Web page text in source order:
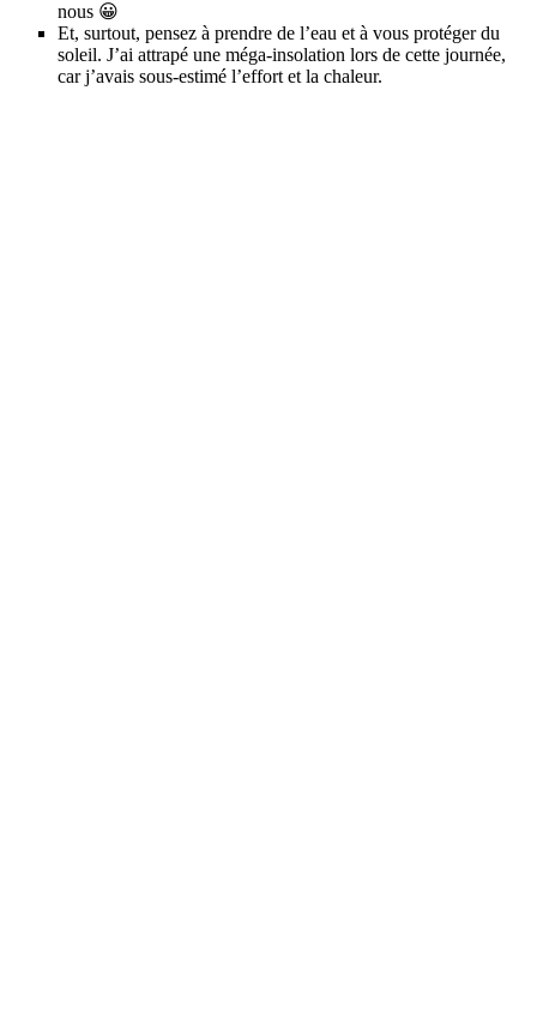
nous 😀
Et, surtout, pensez à prendre de l’eau et à vous protéger du
soleil. J’ai attrapé une méga-insolation lors de cette journée,
car j’avais sous-estimé l’effort et la chaleur.